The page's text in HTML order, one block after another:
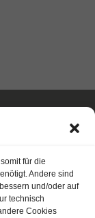
für die
Andere sind
und/oder auf
technisch
Cookies
Postschalter-
allen Bereichen